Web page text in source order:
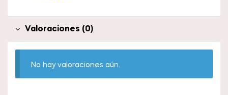
Valoraciones (0)
No hay valoraciones aún.